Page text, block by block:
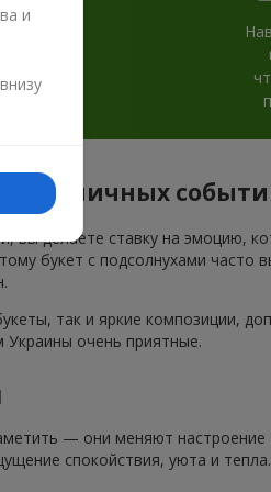
вы делаете ставку на эмоцию,
букет с подсолнухами часто
так и яркие композиции,
Украины очень приятные.
— они меняют настроение
спокойствия, уюта и тепла.
и